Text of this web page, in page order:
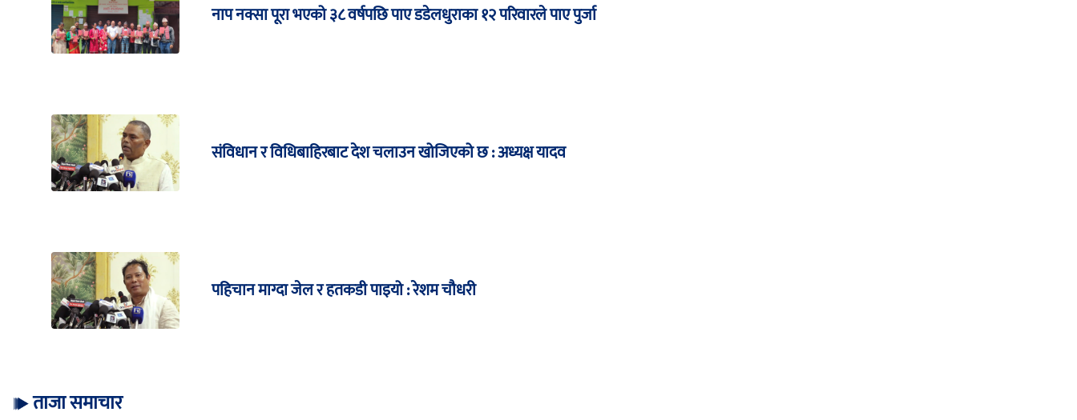
नाप नक्सा पूरा भएको ३८ वर्षपछि पाए डडेलधुराका १२ परिवारले पाए पुर्जा
संविधान र विधिबाहिरबाट देश चलाउन खोजिएको छ : अध्यक्ष यादव
पहिचान माग्दा जेल र हतकडी पाइयो : रेशम चौधरी
ताजा समाचार